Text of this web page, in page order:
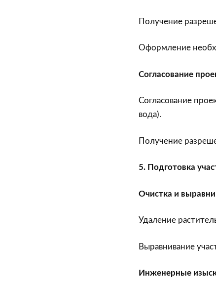
Получение
Оформление
Согласование
Согласование
вода).
Получение
5. Подготовка
Очистка и
Удаление
Выравнивание
Инженерные